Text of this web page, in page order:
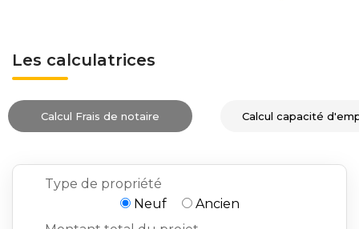
Les calculatrices
Calcul Frais de notaire Calcul capacité